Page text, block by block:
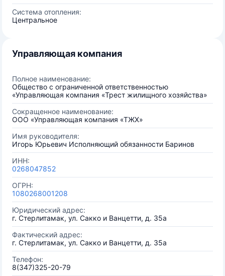
Система отопления:
Центральное
Управляющая компания
Полное наименование:
Общество с ограниченной ответственностью
«Управляющая компания «Трест жилищного хозяйства»
Сокращенное наименование:
ООО «Управляющая компания «ТЖХ»
Имя руководителя:
Игорь Юрьевич Исполняющий обязанности Баринов
ИНН:
0268047852
ОГРН:
1080268001208
Юридический адрес:
г. Стерлитамак, ул. Сакко и Ванцетти, д. 35а
Фактический адрес:
г. Стерлитамак, ул. Сакко и Ванцетти, д. 35а
Телефон:
8(347)325-20-79